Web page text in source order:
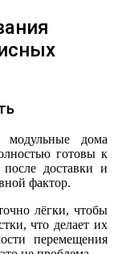
модульные дома
готовы к
доставки и
фактор.
лёгки, чтобы
что делает их
перемещения